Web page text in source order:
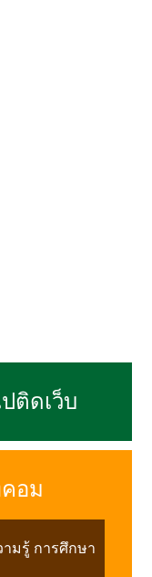
ติดเว็บ
อม
ามรู้ การศึกษา